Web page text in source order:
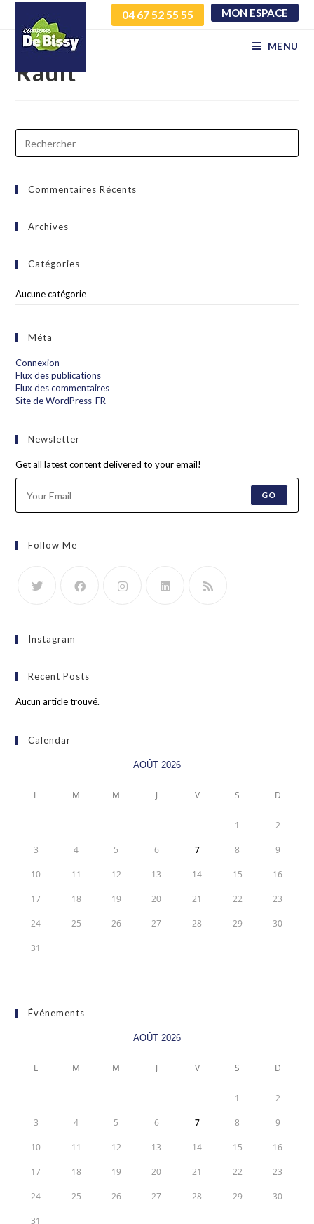
04 67 52 55 55 MON ESPACE
MENU
Covoiturage – Gabriel
Rault
Commentaires Récents
Archives
Catégories
Aucune catégorie
Méta
Connexion
Flux des publications
Flux des commentaires
Site de WordPress-FR
Newsletter
Get all latest content delivered to your email!
GO
Follow Me
Instagram
Recent Posts
Aucun article trouvé.
Calendar
AOÛT 2026
L M M J V S D
1 2
3 4 5 6 7 8 9
10 11 12 13 14 15 16
17 18 19 20 21 22 23
24 25 26 27 28 29 30
31
Événements
AOÛT 2026
L M M J V S D
1 2
3 4 5 6 7 8 9
10 11 12 13 14 15 16
17 18 19 20 21 22 23
24 25 26 27 28 29 30
31